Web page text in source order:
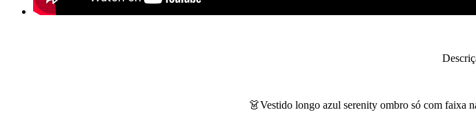
👗Vestido longo azul serenity ombro só com faixa